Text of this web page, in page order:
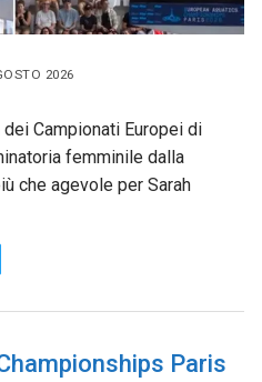
2026
dei Campionati Europei di
femminile dalla
che agevole per Sarah
Paris